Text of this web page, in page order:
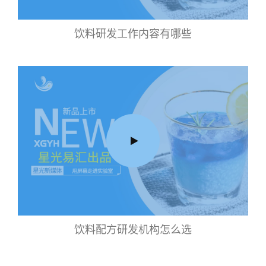
饮料研发工作内容有哪些
饮料配方研发机构怎么选